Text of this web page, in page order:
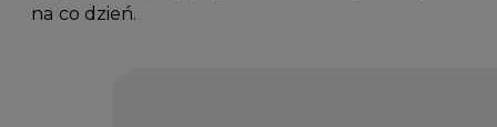
na co dzień.